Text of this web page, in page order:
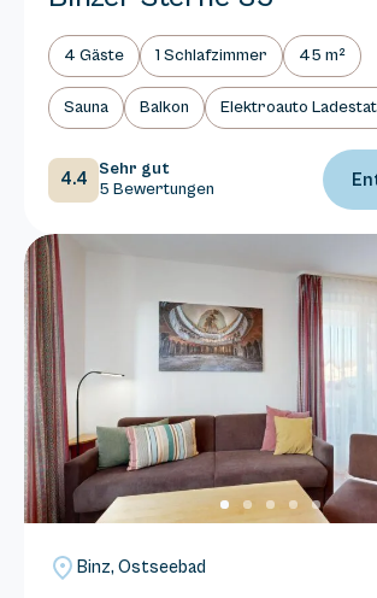
4 Gäste 1 Schlafzimmer 45 m²
Sauna Balkon Elektroauto
4.4
Sehr gut
5 Bewertungen
Binz, Ostseebad